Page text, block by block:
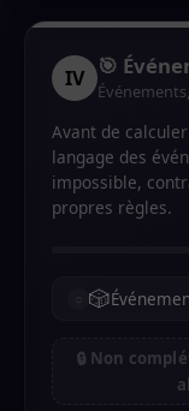
IV 🎯
Avant de
langage des
impossible,
propres règles.
🎲
🔒 Non